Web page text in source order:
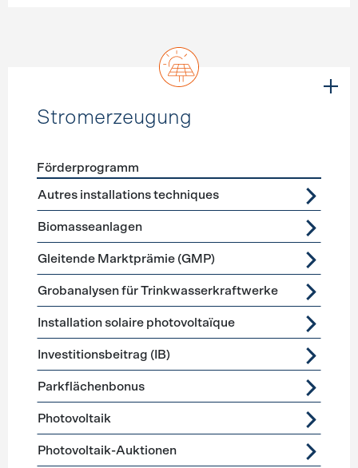
Stromerzeugung
Förderprogramme Stromerzeugung
Förderprogramm
Autres installations techniques
Biomasseanlagen
Gleitende Marktprämie (GMP)
Grobanalysen für Trinkwasserkraftwerke
Installation solaire photovoltaïque
Investitionsbeitrag (IB)
Parkflächenbonus
Photovoltaik
Photovoltaik-Auktionen